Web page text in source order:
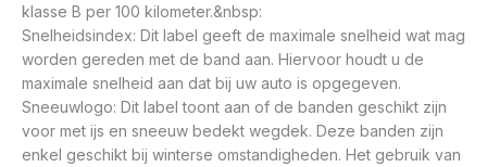
klasse B per 100 kilometer.&nbsp:
Snelheidsindex: Dit label geeft de maximale snelheid wat mag
worden gereden met de band aan. Hiervoor houdt u de
maximale snelheid aan dat bij uw auto is opgegeven.
Sneeuwlogo: Dit label toont aan of de banden geschikt zijn
voor met ijs en sneeuw bedekt wegdek. Deze banden zijn
enkel geschikt bij winterse omstandigheden. Het gebruik van